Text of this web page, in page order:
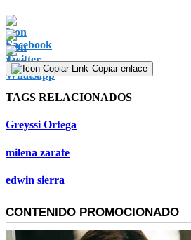
Copiar enlace
TAGS RELACIONADOS
Greyssi Ortega
milena zarate
edwin sierra